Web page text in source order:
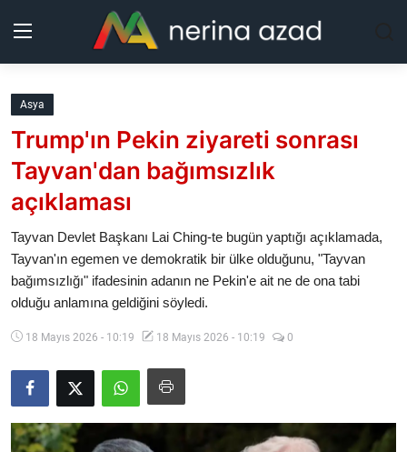
Kurdistan
Bölgeler
Yaşam
Güncel
Analiz
Makaleler
Galeri
Asya
Trump'ın Pekin ziyareti sonrası
Tayvan'dan bağımsızlık
açıklaması
Tayvan Devlet Başkanı Lai Ching-te bugün yaptığı açıklamada,
Tayvan'ın egemen ve demokratik bir ülke olduğunu, "Tayvan
bağımsızlığı" ifadesinin adanın ne Pekin'e ait ne de ona tabi
olduğu anlamına geldiğini söyledi.
18 Mayıs 2026 - 10:19 18 Mayıs 2026 - 10:19 0